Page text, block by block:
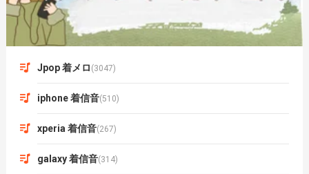
Jpop 着メロ (3047)
iphone 着信音(510)
xperia 着信音(267)
galaxy 着信音(314)